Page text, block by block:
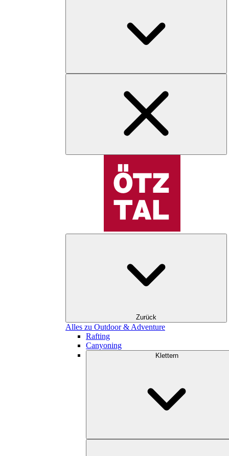
Zurück
Alles zu Outdoor & Adventure
Rafting
Canyoning
Klettern